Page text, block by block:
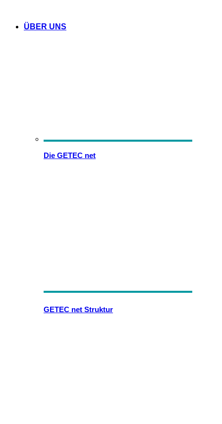
ÜBER UNS
Die GETEC net
GETEC net Struktur